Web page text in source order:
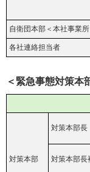
自衛団本部＜本社事業所
各社連絡担当者
＜緊急事態対策本
対策本部
対策本部長
対策本部長